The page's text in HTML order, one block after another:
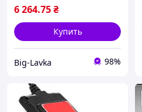
6 264.75₴
Купить
Big-Lavka 98%